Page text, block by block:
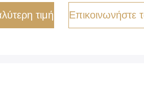
τιμή Επικοινωνήστε